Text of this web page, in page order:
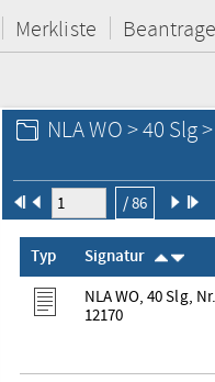
Merkliste
NLA WO > 40
/ 86
Typ Signatur
NLA WO, 40 Slg, Nr.
12170